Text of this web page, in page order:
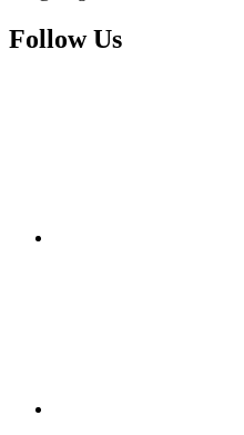
Follow Us